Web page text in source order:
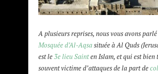
A plusieurs reprises, nous vous avons
Mosquée d’Al-Aqsasituée à Al Quds
est le3e lieu Sainten Islam, et qui est bien
souvent victime d’attaques de la part de